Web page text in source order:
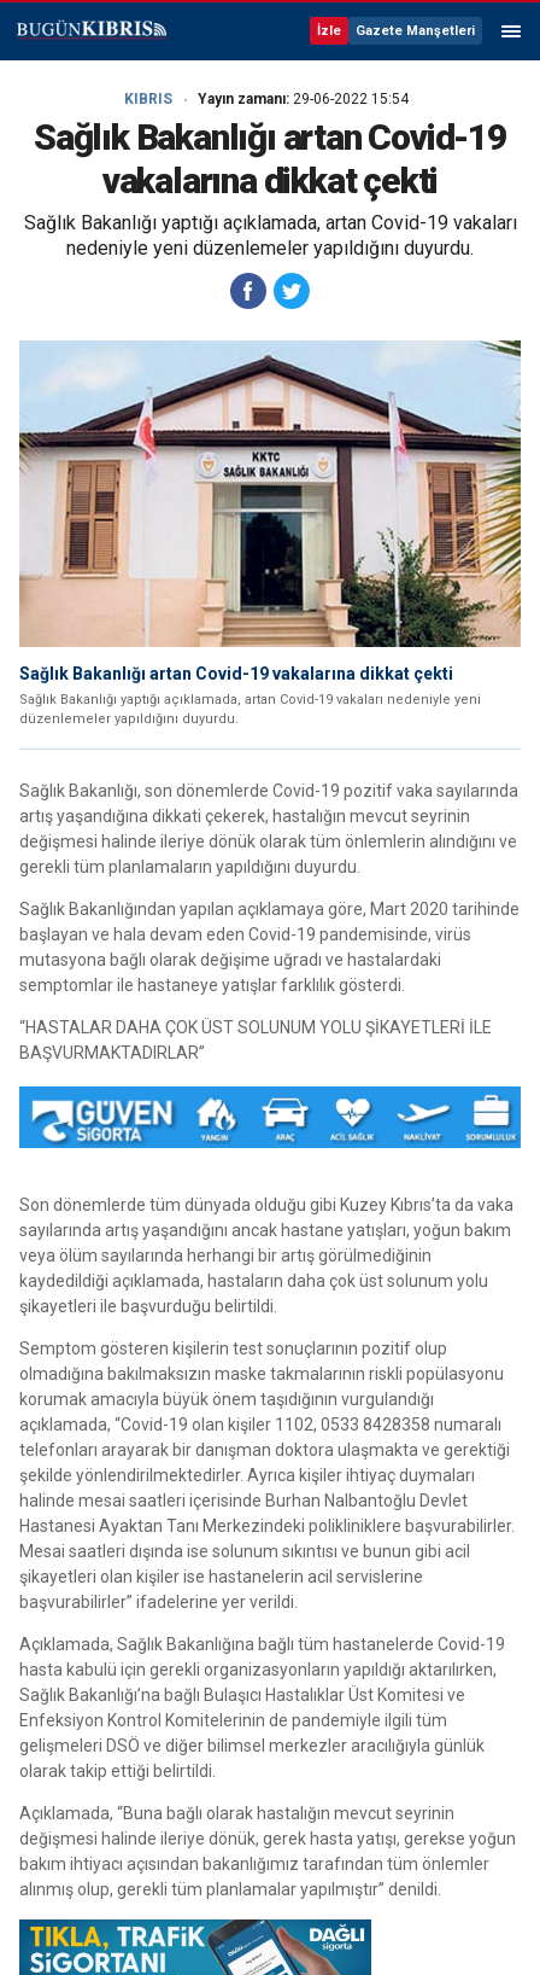
İzle Gazete Manşetleri
KIBRIS Yayın zamanı: 29-06-2022 15:54
Sağlık Bakanlığı artan Covid-19
vakalarına dikkat çekti
Sağlık Bakanlığı yaptığı açıklamada, artan Covid-19 vakaları
nedeniyle yeni düzenlemeler yapıldığını duyurdu.
Sağlık Bakanlığı artan Covid-19 vakalarına dikkat çekti
Sağlık Bakanlığı yaptığı açıklamada, artan Covid-19 vakaları nedeniyle yeni
düzenlemeler yapıldığını duyurdu.
Sağlık Bakanlığı, son dönemlerde Covid-19 pozitif vaka sayılarında
artış yaşandığına dikkati çekerek, hastalığın mevcut seyrinin
değişmesi halinde ileriye dönük olarak tüm önlemlerin alındığını ve
gerekli tüm planlamaların yapıldığını duyurdu.
Sağlık Bakanlığından yapılan açıklamaya göre, Mart 2020 tarihinde
başlayan ve hala devam eden Covid-19 pandemisinde, virüs
mutasyona bağlı olarak değişime uğradı ve hastalardaki
semptomlar ile hastaneye yatışlar farklılık gösterdi.
“HASTALAR DAHA ÇOK ÜST SOLUNUM YOLU ŞİKAYETLERİ İLE
BAŞVURMAKTADIRLAR”
Son dönemlerde tüm dünyada olduğu gibi Kuzey Kıbrıs’ta da vaka
sayılarında artış yaşandığını ancak hastane yatışları, yoğun bakım
veya ölüm sayılarında herhangi bir artış görülmediğinin
kaydedildiği açıklamada, hastaların daha çok üst solunum yolu
şikayetleri ile başvurduğu belirtildi.
Semptom gösteren kişilerin test sonuçlarının pozitif olup
olmadığına bakılmaksızın maske takmalarının riskli popülasyonu
korumak amacıyla büyük önem taşıdığının vurgulandığı
açıklamada, “Covid-19 olan kişiler 1102, 0533 8428358 numaralı
telefonları arayarak bir danışman doktora ulaşmakta ve gerektiği
şekilde yönlendirilmektedirler. Ayrıca kişiler ihtiyaç duymaları
halinde mesai saatleri içerisinde Burhan Nalbantoğlu Devlet
Hastanesi Ayaktan Tanı Merkezindeki polikliniklere başvurabilirler.
Mesai saatleri dışında ise solunum sıkıntısı ve bunun gibi acil
şikayetleri olan kişiler ise hastanelerin acil servislerine
başvurabilirler” ifadelerine yer verildi.
Açıklamada, Sağlık Bakanlığına bağlı tüm hastanelerde Covid-19
hasta kabulü için gerekli organizasyonların yapıldığı aktarılırken,
Sağlık Bakanlığı’na bağlı Bulaşıcı Hastalıklar Üst Komitesi ve
Enfeksiyon Kontrol Komitelerinin de pandemiyle ilgili tüm
gelişmeleri DSÖ ve diğer bilimsel merkezler aracılığıyla günlük
olarak takip ettiği belirtildi.
Açıklamada, “Buna bağlı olarak hastalığın mevcut seyrinin
değişmesi halinde ileriye dönük, gerek hasta yatışı, gerekse yoğun
bakım ihtiyacı açısından bakanlığımız tarafından tüm önlemler
alınmış olup, gerekli tüm planlamalar yapılmıştır” denildi.